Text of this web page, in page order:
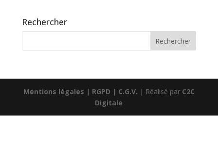
Rechercher
Mentions légales | RGPD | C.G.V. | Réalisé par C2C
Digitale